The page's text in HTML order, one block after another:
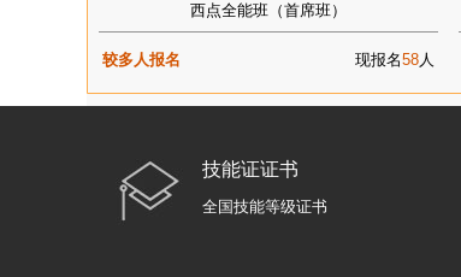
西点全能班（首席班）
较多人报名 现报名58人
技能证证书
全国技能等级证书